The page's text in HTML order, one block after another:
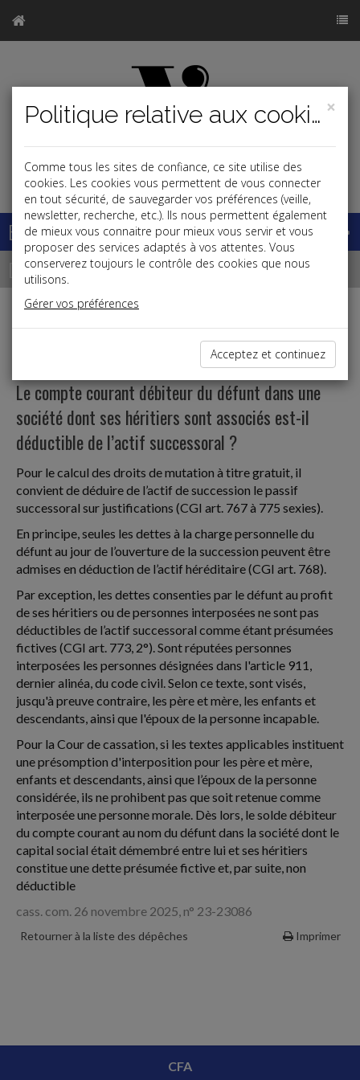
Base documentaire
Dépêches
Le compte courant débiteur du défunt dans une
société dont ses héritiers sont associés est-il
déductible de l’actif successoral ?
Pour le calcul des droits de mutation à titre gratuit, il
convient de déduire de l’actif de succession le passif
successoral sur justifications (CGI art. 767 à 775 sexies).
En principe, seules les dettes à la charge personnelle du
défunt au jour de l’ouverture de la succession peuvent être
admises en déduction de l’actif héréditaire (CGI art. 768).
Par exception, les dettes consenties par le défunt au profit
de ses héritiers ou de personnes interposées ne sont pas
déductibles de l’actif successoral comme étant présumées
fictives (CGI art. 773, 2°). Sont réputées personnes
interposées les personnes désignées dans l'article 911,
dernier alinéa, du code civil. Selon ce texte, sont visés,
jusqu'à preuve contraire, les père et mère, les enfants et
descendants, ainsi que l'époux de la personne incapable.
Pour la Cour de cassation, si les textes applicables instituent
une présomption d'interposition pour les père et mère,
enfants et descendants, ainsi que l’époux de la personne
considérée, ils ne prohibent pas que soit retenue comme
interposée une personne morale. Dès lors, le solde débiteur
du compte courant au nom du défunt dans la société dont le
capital social était démembré entre lui et ses héritiers
constitue une dette présumée fictive et, par suite, non
déductible
cass. com. 26 novembre 2025, n° 23-23086
Retourner à la liste des dépêches Imprimer
CFA
×
Politique relative aux cookies
Comme tous les sites de confiance, ce site utilise des
cookies. Les cookies vous permettent de vous connecter
en tout sécurité, de sauvegarder vos préférences (veille,
newsletter, recherche, etc.). Ils nous permettent également
de mieux vous connaitre pour mieux vous servir et vous
proposer des services adaptés à vos attentes. Vous
conserverez toujours le contrôle des cookies que nous
utilisons.
Gérer vos préférences
Acceptez et continuez